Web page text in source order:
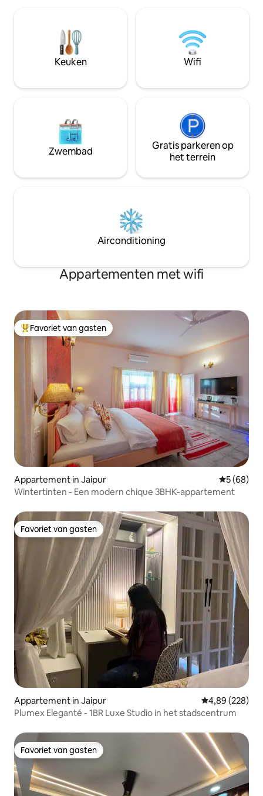
op slechts een paar minuten rijden van
tuk tuk, zodat je gemakkelijk naar alle
populairste bezienswaardigheden van
de stad Jaipur kunt gaan.
Keuken Wifi
Zwembad
Gratis parkeren op
het terrein
Airconditioning
Appartementen met wifi
Topfavoriet van gasten
Favoriet van gasten
Appartement in Jaipur
5 (68)
Wintertinten - Een modern chique 3BHK-appartement
Favoriet van gasten
Favoriet van gasten
Appartement in Jaipur Gemiddelde
4,89 (228)
Plumex Eleganté - 1BR Luxe Studio in het stadscentrum
Favoriet van gasten
Favoriet van gasten